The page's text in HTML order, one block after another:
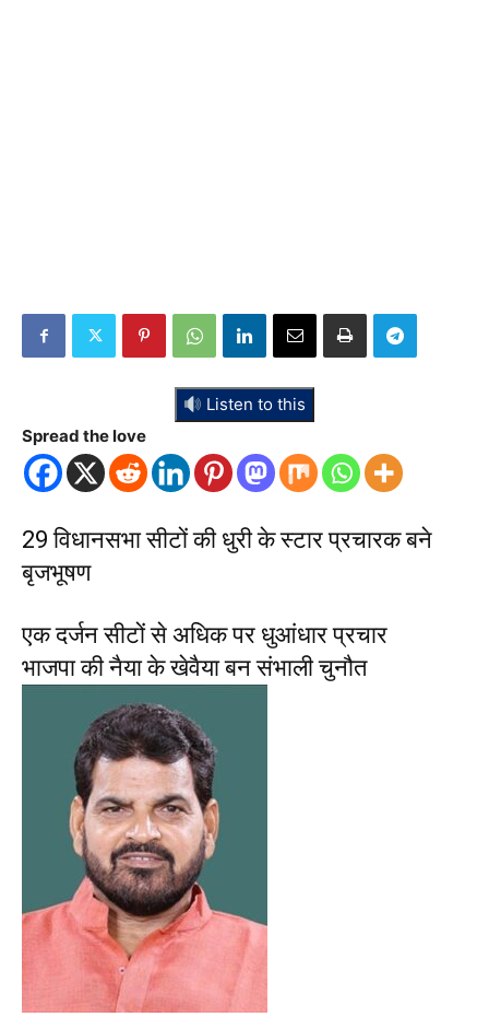
Listen to this
Spread the love
29 विधानसभा सीटों की धुरी के स्टार प्रचारक बने
बृजभूषण
एक दर्जन सीटों से अधिक पर धुआंधार प्रचार
भाजपा की नैया के खेवैया बन संभाली चुनौत